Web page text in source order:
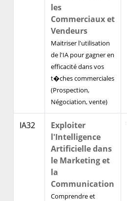
les
Commerciaux et
Vendeurs
Maitriser l'utilisation
de l'IA pour gagner en
efficacité dans vos
t�ches commerciales
(Prospection,
Négociation, vente)
IA32
Exploiter
l'Intelligence
Artificielle dans
le Marketing et
la
Communication
Comprendre et